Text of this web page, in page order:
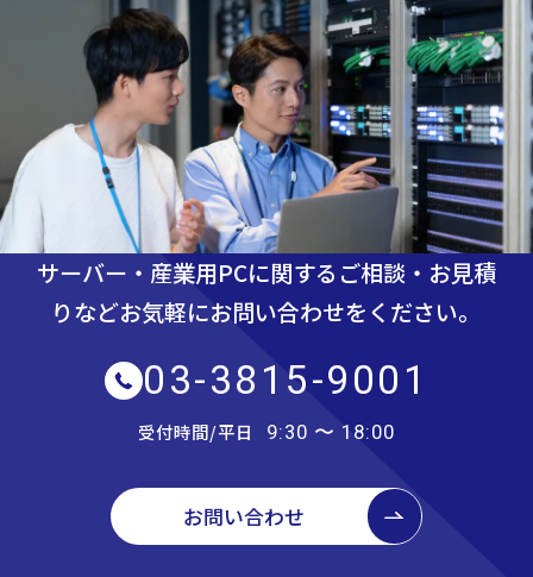
サーバー・産業用PCに関するご相談・お見積
りなどお気軽にお問い合わせをください。
03-3815-9001
受付時間/平日 9:30 〜 18:00
お問い合わせ